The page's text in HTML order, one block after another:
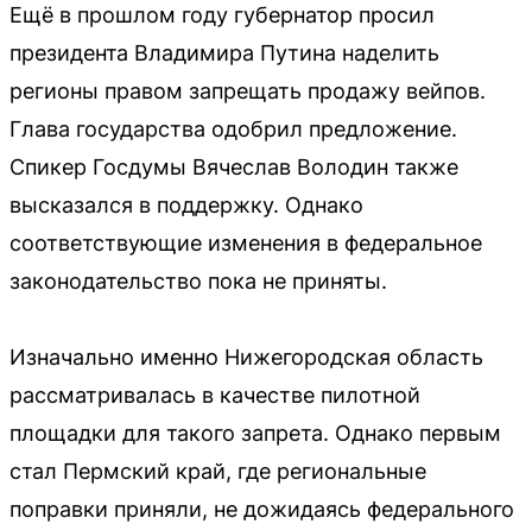
Ещё в прошлом году губернатор просил
президента Владимира Путина наделить
регионы правом запрещать продажу вейпов.
Глава государства одобрил предложение.
Спикер Госдумы Вячеслав Володин также
высказался в поддержку. Однако
соответствующие изменения в федеральное
законодательство пока не приняты.
Изначально именно Нижегородская область
рассматривалась в качестве пилотной
площадки для такого запрета. Однако первым
стал Пермский край, где региональные
поправки приняли, не дожидаясь федерального